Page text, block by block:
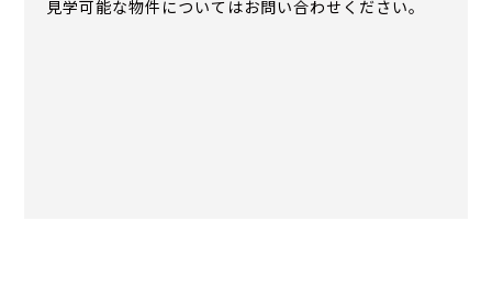
見学可能な物件についてはお問い合わせください。